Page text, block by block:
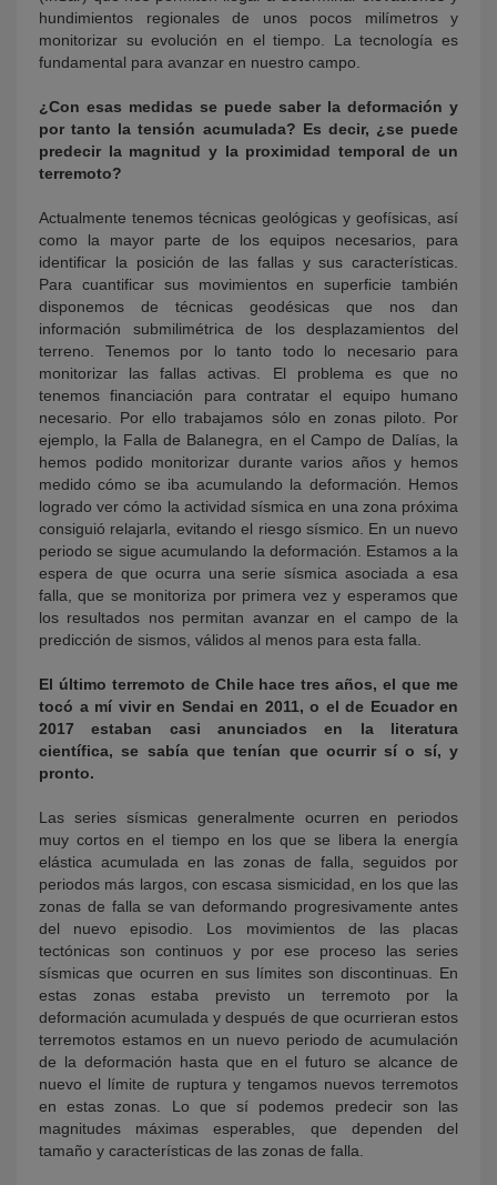
hundimientos regionales de unos pocos milímetros y
monitorizar su evolución en el tiempo. La tecnología es
fundamental para avanzar en nuestro campo.
¿Con esas medidas se puede saber la deformación y
por tanto la tensión acumulada? Es decir, ¿se puede
predecir la magnitud y la proximidad temporal de un
terremoto?
Actualmente tenemos técnicas geológicas y geofísicas, así
como la mayor parte de los equipos necesarios, para
identificar la posición de las fallas y sus características.
Para cuantificar sus movimientos en superficie también
disponemos de técnicas geodésicas que nos dan
información submilimétrica de los desplazamientos del
terreno. Tenemos por lo tanto todo lo necesario para
monitorizar las fallas activas. El problema es que no
tenemos financiación para contratar el equipo humano
necesario. Por ello trabajamos sólo en zonas piloto. Por
ejemplo, la Falla de Balanegra, en el Campo de Dalías, la
hemos podido monitorizar durante varios años y hemos
medido cómo se iba acumulando la deformación. Hemos
logrado ver cómo la actividad sísmica en una zona próxima
consiguió relajarla, evitando el riesgo sísmico. En un nuevo
periodo se sigue acumulando la deformación. Estamos a la
espera de que ocurra una serie sísmica asociada a esa
falla, que se monitoriza por primera vez y esperamos que
los resultados nos permitan avanzar en el campo de la
predicción de sismos, válidos al menos para esta falla.
El último terremoto de Chile hace tres años, el que me
tocó a mí vivir en Sendai en 2011, o el de Ecuador en
2017 estaban casi anunciados en la literatura
científica, se sabía que tenían que ocurrir sí o sí, y
pronto.
Las series sísmicas generalmente ocurren en periodos
muy cortos en el tiempo en los que se libera la energía
elástica acumulada en las zonas de falla, seguidos por
periodos más largos, con escasa sismicidad, en los que las
zonas de falla se van deformando progresivamente antes
del nuevo episodio. Los movimientos de las placas
tectónicas son continuos y por ese proceso las series
sísmicas que ocurren en sus límites son discontinuas. En
estas zonas estaba previsto un terremoto por la
deformación acumulada y después de que ocurrieran estos
terremotos estamos en un nuevo periodo de acumulación
de la deformación hasta que en el futuro se alcance de
nuevo el límite de ruptura y tengamos nuevos terremotos
en estas zonas. Lo que sí podemos predecir son las
magnitudes máximas esperables, que dependen del
tamaño y características de las zonas de falla.